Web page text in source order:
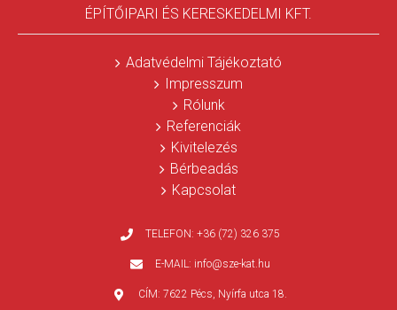
ÉPÍTŐIPARI ÉS KERESKEDELMI KFT.
Adatvédelmi Tájékoztató
Impresszum
Rólunk
Referenciák
Kivitelezés
Bérbeadás
Kapcsolat
TELEFON: +36 (72) 326 375
E-MAIL: info@sze-kat.hu
CÍM: 7622 Pécs, Nyírfa utca 18.